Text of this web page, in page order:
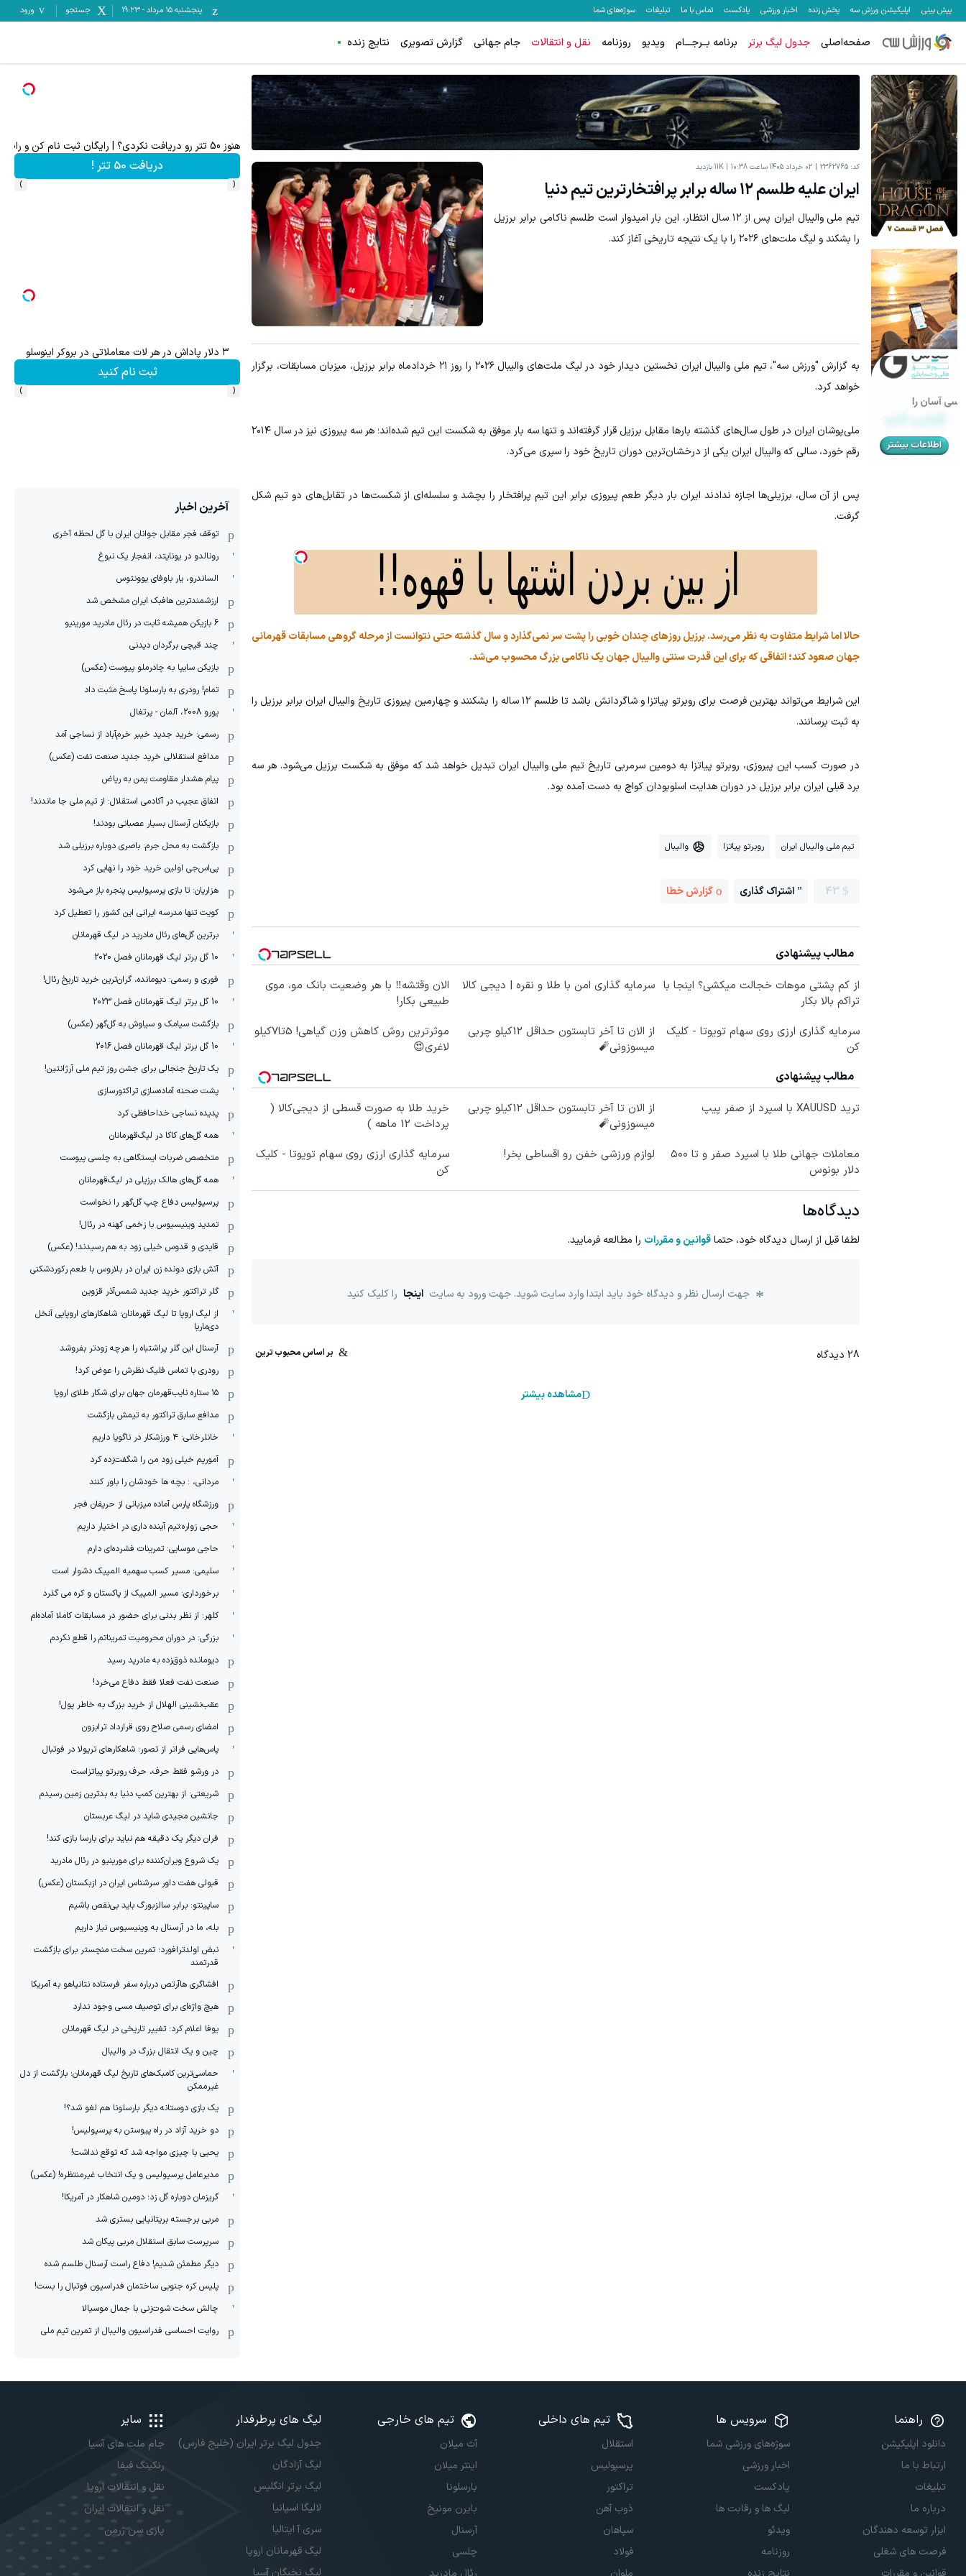
پیش بینی اپلیکیشن ورزش سه پخش زنده اخبار ورزشی پادکست تماس با ما تبلیغات سوژه‌های شما پنجشنبه ۱۵ مرداد -
19:23 جستجو ورود
صفحه‌اصلی جدول لیگ برتر برنامه بــرجـــام ویدیو روزنامه نقل و انتقالات جام جهانی گزارش تصویری نتایج زنده
کد: 2362765 02 خرداد 1405 ساعت 10:38 11K بازدید
ایران علیه طلسم ١٢ ساله برابر پرافتخارترین تیم دنیا
تیم ملی والیبال ایران پس از ۱۲ سال انتظار، این بار امیدوار است طلسم ناکامی برابر برزیل
را بشکند و لیگ ملت‌های ۲۰۲۶ را با یک نتیجه تاریخی آغاز کند.
به گزارش "ورزش سه"، تیم ملی والیبال ایران نخستین دیدار خود در لیگ ملت‌های والیبال ۲۰۲۶ را روز ۲۱ خردادماه برابر برزیل، میزبان مسابقات، برگزار
خواهد کرد.
ملی‌پوشان ایران در طول سال‌های گذشته بارها مقابل برزیل قرار گرفته‌اند و تنها سه بار موفق به شکست این تیم شده‌اند؛ هر سه پیروزی نیز در سال ۲۰۱۴
رقم خورد، سالی که والیبال ایران یکی از درخشان‌ترین دوران تاریخ خود را سپری می‌کرد.
پس از آن سال، برزیلی‌ها اجازه ندادند ایران بار دیگر طعم پیروزی برابر این تیم پرافتخار را بچشد و سلسله‌ای از شکست‌ها در تقابل‌های دو تیم شکل
گرفت.
حالا اما شرایط متفاوت به نظر می‌رسد. برزیل روزهای چندان خوبی را پشت سر نمی‌گذارد و سال گذشته حتی نتوانست از مرحله گروهی مسابقات قهرمانی
جهان صعود کند؛ اتفاقی که برای این قدرت سنتی والیبال جهان یک ناکامی بزرگ محسوب می‌شد.
این شرایط می‌تواند بهترین فرصت برای روبرتو پیاتزا و شاگردانش باشد تا طلسم ۱۲ ساله را بشکنند و چهارمین پیروزی تاریخ والیبال ایران برابر برزیل را
به ثبت برسانند.
در صورت کسب این پیروزی، روبرتو پیاتزا به دومین سرمربی تاریخ تیم ملی والیبال ایران تبدیل خواهد شد که موفق به شکست برزیل می‌شود. هر سه
برد قبلی ایران برابر برزیل در دوران هدایت اسلوبودان کواچ به دست آمده بود.
تیم ملی والیبال ایران روبرتو پیاتزا والیبال
43 اشتراک گذاری گزارش خطا
مطالب پیشنهادی
از کم پشتی موهات خجالت میکشی؟ اینجا با
تراکم بالا بکار
سرمایه گذاری امن با طلا و نقره | دیجی کالا
الان وقتشه‼️ با هر وضعیت بانک مو، موی
طبیعی بکار!
سرمایه گذاری ارزی روی سهام تویوتا - کلیک
کن
از الان تا آخر تابستون حداقل 12کیلو چربی
میسوزونی🧨
موثرترین روش کاهش وزن گیاهی! 5تا۷کیلو
لاغری😍
مطالب پیشنهادی
ترید XAUUSD با اسپرد از صفر پیپ
از الان تا آخر تابستون حداقل 12کیلو چربی
میسوزونی🧨
خرید طلا به صورت قسطی از دیجی‌کالا (
پرداخت 12 ماهه )
معاملات جهانی طلا با اسپرد صفر و تا ۵۰۰
دلار بونوس
لوازم ورزشی خفن رو اقساطی بخر!
سرمایه گذاری ارزی روی سهام تویوتا - کلیک
کن
دیدگاه‌ها
لطفا قبل از ارسال دیدگاه خود، حتماقوانین و مقررات را مطالعه فرمایید.
جهت ارسال نظر و دیدگاه خود باید ابتدا وارد سایت شوید. جهت ورود به سایت اینجا را کلیک کنید
28 دیدگاه
مشاهده بیشتر
هنوز 50 تتر رو دریافت نکردی؟ | رایگان ثبت نام کن و رایگان شروع کن!
دریافت 50 تتر !
‹
›
۳ دلار پاداش در هر لات معاملاتی در بروکر اینوسلو
ثبت نام کنید
‹
›
آخرین اخبار
توقف فجر مقابل جوانان ایران با گل لحظه آخری
رونالدو در یونایتد، انفجار یک نبوغ
الساندرو، یار باوفای یوونتوس
ارزشمندترین هافبک ایران مشخص شد
6 بازیکن همیشه ثابت در رئال مادرید مورینیو
چند قیچی برگردان دیدنی
بازیکن سایپا به چادرملو پیوست (عکس)
تمام! رودری به بارسلونا پاسخ مثبت داد
یورو 2008، آلمان - پرتغال
رسمی: خرید جدید خیبر خرم‌آباد از نساجی آمد
مدافع استقلالی خرید جدید صنعت نفت (عکس)
پیام هشدار مقاومت یمن به ریاض
اتفاق عجیب در آکادمی استقلال: از تیم ملی جا ماندند!
بازیکنان آرسنال بسیار عصبانی بودند!
بازگشت به محل جرم: باصری دوباره برزیلی شد
پی‌اس‌جی اولین خرید خود را نهایی کرد
هزاریان: تا بازی پرسپولیس پنجره باز می‌شود
کویت تنها مدرسه ایرانی این کشور را تعطیل کرد
برترین گل‌های رئال مادرید در لیگ قهرمانان
10 گل برتر لیگ قهرمانان فصل 2020
فوری و رسمی: دیومانده، گران‌ترین خرید تاریخ رئال!
10 گل برتر لیگ قهرمانان فصل 2023
بازگشت سیامک و سیاوش به گل‌گهر (عکس)
10 گل برتر لیگ قهرمانان فصل 2016
یک تاریخ جنجالی برای جشن روز تیم ملی آرژانتین!
پشت صحنه آماده‌سازی تراکتورسازی
پدیده نساجی خداحافظی کرد
همه گل‌های کاکا در لیگ‌قهرمانان
متخصص ضربات ایستگاهی به چلسی پیوست
همه گل‌های هالک برزیلی در لیگ‌قهرمانان
پرسپولیس دفاع چپ گل‌گهر را نخواست
تمدید وینیسیوس با زخمی کهنه در رئال!
قایدی و قدوس خیلی زود به هم رسیدند! (عکس)
آتش بازی دونده زن ایران در بلاروس با طعم رکوردشکنی
گلر تراکتور خرید جدید شمس‌آذر قزوین
از لیگ اروپا تا لیگ قهرمانان؛ شاهکارهای اروپایی آنخل
دی‌ماریا
آرسنال این گلر پراشتباه را هرچه زودتر بفروشد
رودری با تماس فلیک نظرش را عوض کرد!
١۵ ستاره نایب‌قهرمان جهان برای شکار طلای اروپا
مدافع سابق تراکتور به تیمش بازگشت
خانلرخانی: ۴ ورزشکار در ناگویا داریم
آموریم خیلی زود من را شگفت‌زده کرد
مردانی، : بچه ها خودشان را باور کنند
ورزشگاه پارس آماده میزبانی از حریفان فجر
حجی زواره:تیم آینده داری در اختیار داریم
حاجی موسایی: تمرینات فشرده‌ای دارم
سلیمی: مسیر کسب سهمیه المپیک دشوار است
برخورداری: مسیر المپیک از پاکستان و کره می گذرد
کلهر: از نظر بدنی برای حضور در مسابقات کاملا آماده‌ام
بزرگی: در دوران محرومیت تمریناتم را قطع نکردم
دیومانده ذوق‌زده به مادرید رسید
صنعت نفت فعلا فقط دفاع می‌خرد!
عقب‌نشینی الهلال از خرید بزرگ به خاطر پول!
امضای رسمی صلاح روی قرارداد ترابزون
پاس‌هایی فراتر از تصور؛ شاهکارهای تریولا در فوتبال
در ورشو فقط حرف، حرف روبرتو پیاتزاست
شریعتی: از بهترین کمپ‌ دنیا به بدترین زمین‌ رسیدم
جانشین مجیدی شاید در لیگ عربستان
فران دیگر یک دقیقه هم نباید برای بارسا بازی کند!
یک شروع ویران‌کننده برای مورینیو در رئال مادرید
قبولی هفت داور سرشناس ایران در ازبکستان (عکس)
ساپینتو: برابر سالزبورگ باید بی‌نقص باشیم
بله، ما در آرسنال به وینیسیوس نیاز داریم
نبض اولدترافورد؛ تمرین سخت منچستر برای بازگشت
قدرتمند
افشاگری هاآرتص درباره سفر فرستاده نتانیاهو به آمریکا
هیچ واژه‌ای برای توصیف مسی وجود ندارد
یوفا اعلام کرد: تغییر تاریخی در لیگ قهرمانان
چین و یک انتقال بزرگ در والیبال
حماسی‌ترین کامبک‌های تاریخ لیگ قهرمانان؛ بازگشت از دل
غیرممکن
یک بازی دوستانه دیگر بارسلونا هم لغو شد؟!
دو خرید آزاد در راه پیوستن به پرسپولیس!
یحیی با چیزی مواجه شد که توقع نداشت!
مدیرعامل پرسپولیس و یک انتخاب غیرمنتظره! (عکس)
گریزمان دوباره گل زد؛ دومین شاهکار در آمریکا!
مربی برجسته بریتانیایی بستری شد
سرپرست سابق استقلال مربی پیکان شد
دیگر مطمئن شدیم! دفاع راست آرسنال طلسم شده
پلیس کره ‌جنوبی ساختمان فدراسیون فوتبال را بست!
چالش سخت شوت‌زنی با جمال موسیالا
روایت احساسی فدراسیون والیبال از تمرین تیم ملی
راهنما
دانلود اپلیکیشن
ارتباط با ما
تبلیغات
درباره ما
ابزار توسعه دهندگان
فرصت های شغلی
سرویس ها
سوژه‌های ورزشی شما
اخبار ورزشی
پادکست
لیگ ها و رقابت ها
ویدئو
روزنامه
تیم های داخلی
استقلال
پرسپولیس
تراکتور
ذوب آهن
سپاهان
فولاد
تیم های خارجی
آث میلان
اینتر میلان
بارسلونا
بایرن مونیخ
آرسنال
چلسی
لیگ های پرطرفدار
جدول لیگ برتر ایران (خلیج فارس)
لیگ آزادگان
لیگ برتر انگلیس
لالیگا اسپانیا
سری آ ایتالیا
لیگ قهرمانان اروپا
لیگ نخبگان آسیا
سایر
جام ملت های آسیا
رنکینگ فیفا
نقل و انتقالات اروپا
نقل و انتقالات ایران
پاری سن ژرمن